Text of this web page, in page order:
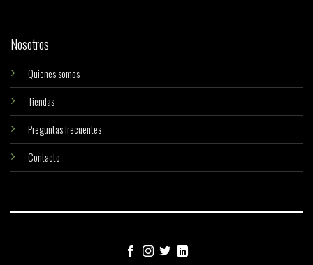
Nosotros
Quienes somos
Tiendas
Preguntas frecuentes
Contacto